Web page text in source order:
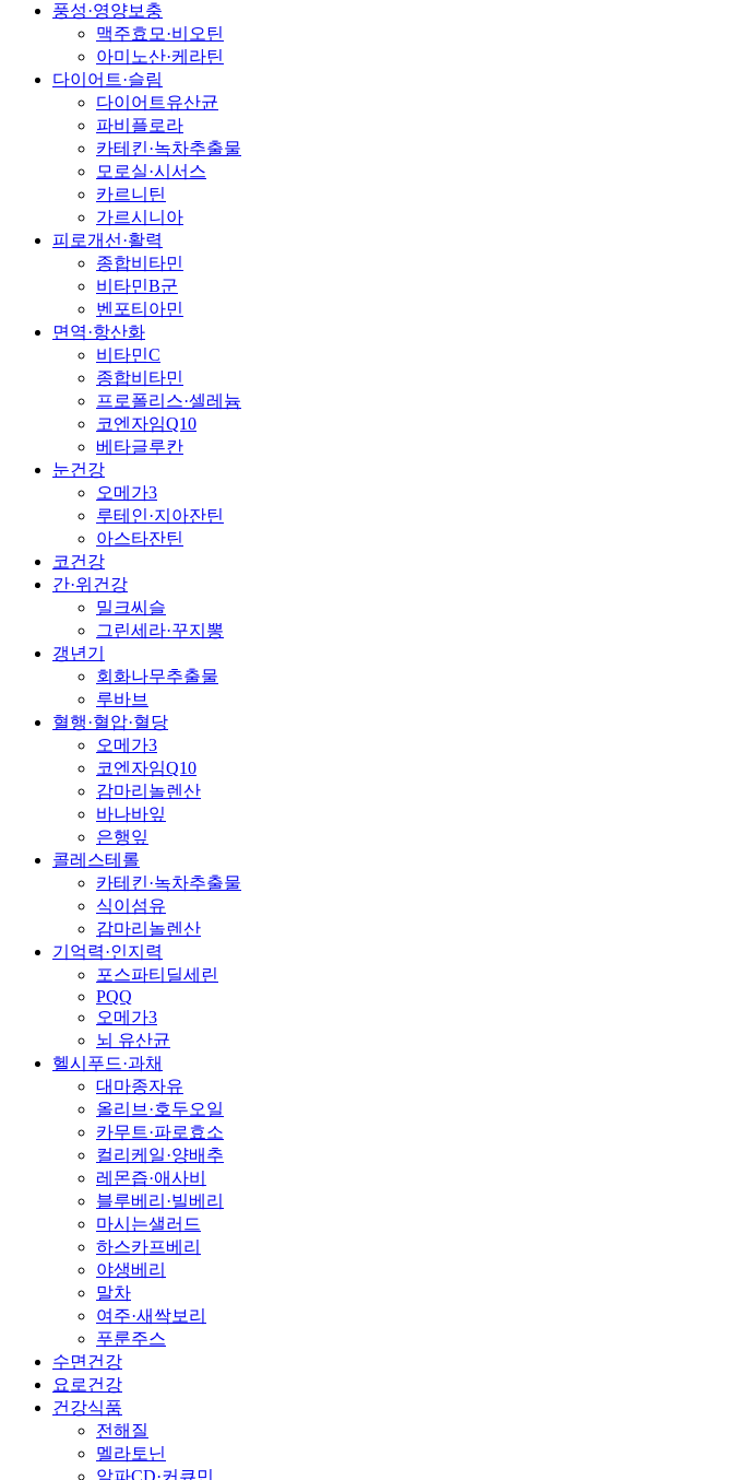
풍성·영양보충
맥주효모·비오틴
아미노산·케라틴
다이어트·슬림
다이어트유산균
파비플로라
카테킨·녹차추출물
모로실·시서스
카르니틴
가르시니아
피로개선·활력
종합비타민
비타민B군
벤포티아민
면역·항산화
비타민C
종합비타민
프로폴리스·셀레늄
코엔자임Q10
베타글루칸
눈건강
오메가3
루테인·지아잔틴
아스타잔틴
코건강
간·위건강
밀크씨슬
그린세라·꾸지뽕
갱년기
회화나무추출물
루바브
혈행·혈압·혈당
오메가3
코엔자임Q10
감마리놀렌산
바나바잎
은행잎
콜레스테롤
카테킨·녹차추출물
식이섬유
감마리놀렌산
기억력·인지력
포스파티딜세린
PQQ
오메가3
뇌 유산균
헬시푸드·과채
대마종자유
올리브·호두오일
카무트·파로효소
컬리케일·양배추
레몬즙·애사비
블루베리·빌베리
마시는샐러드
하스카프베리
야생베리
말차
여주·새싹보리
푸룬주스
수면건강
요로건강
건강식품
전해질
멜라토닌
알파CD·커큐민